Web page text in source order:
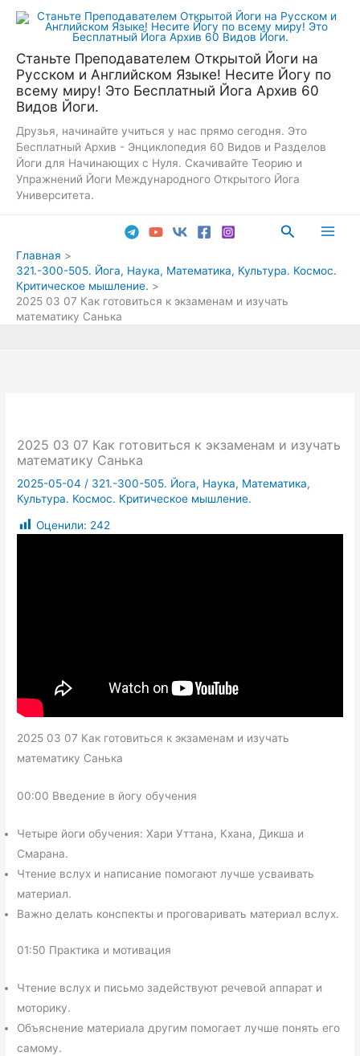
Перейти
Станьте Преподавателем Открытой Йоги на
Русском и Английском Языке! Несите Йогу по
всему миру! Это Бесплатный Йога Архив 60
Видов Йоги.
Друзья, начинайте учиться у нас прямо сегодня. Это
Бесплатный Архив - Энциклопедия 60 Видов и Разделов
Йоги для Начинающих с Нуля. Скачивайте Теорию и
Упражнений Йоги Международного Открытого Йога
Университета.
Поиск
Главная
321.-300-505. Йога, Наука, Математика, Культура. Космос.
Критическое мышление.
2025 03 07 Как готовиться к экзаменам и изучать
математику Санька
2025 03 07 Как готовиться к экзаменам и изучать
математику Санька
2025-05-04 / 321.-300-505. Йога, Наука, Математика,
Культура. Космос. Критическое мышление.
Оценили: 242
2025 03 07 Как готовиться к экзаменам и изучать
математику Санька
00:00 Введение в йогу обучения
Четыре йоги обучения: Хари Уттана, Кхана, Дикша и
Смарана.
Чтение вслух и написание помогают лучше усваивать
материал.
Важно делать конспекты и проговаривать материал вслух.
01:50 Практика и мотивация
Чтение вслух и письмо задействуют речевой аппарат и
моторику.
Объяснение материала другим помогает лучше понять его
самому.